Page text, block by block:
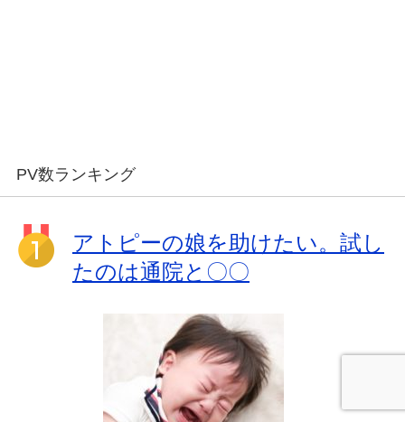
PV数ランキング
アトピーの娘を助けたい。試し
たのは通院と〇〇